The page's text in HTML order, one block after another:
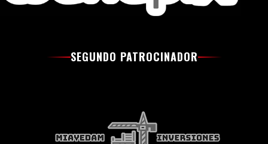
SEGUNDO PATROCINADOR